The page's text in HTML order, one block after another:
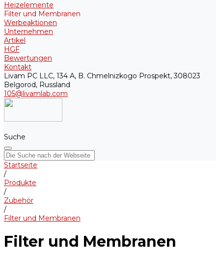
Heizelemente
Filter und Membranen
Werbeaktionen
Unternehmen
Artikel
HGF
Bewertungen
Kontakt
Livam PC LLC, 134 A, B. Chmelnizkogo Prospekt, 308023
Belgorod, Russland
105@livamlab.com
Suche
Startseite
/
Produkte
/
Zubehör
/
Filter und Membranen
Filter und Membranen